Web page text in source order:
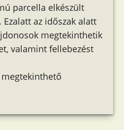
parcella elkészült
az időszak alatt
megtekinthetik
valamint fellebezést